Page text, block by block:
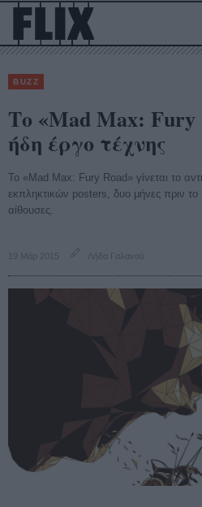
BUZZ
Το «Mad Max: Fury
ήδη έργο τέχνης
Το «Mad Max: Fury Road» γίνεται το
εκπληκτικών posters, δυο μήνες πριν το
αίθουσες.
19 Μάρ 2015 Λήδα Γαλανού